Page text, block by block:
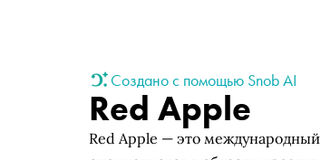
Создано с помощью Snob AI
Red Apple
Red Apple — это